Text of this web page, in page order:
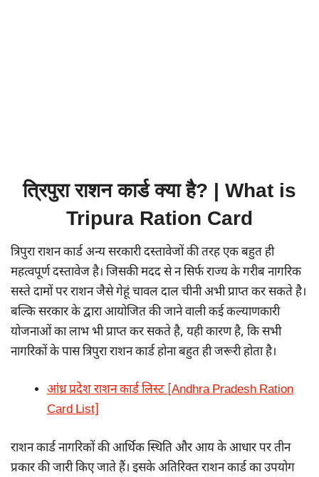
त्रिपुरा राशन कार्ड क्या है? | What is
Tripura Ration Card
त्रिपुरा राशन कार्ड अन्य सरकारी दस्तावेजों की तरह एक बहुत ही
महत्वपूर्ण दस्तावेज है। जिसकी मदद से न सिर्फ राज्य के गरीब नागरिक
सस्ते दामों पर राशन जैसे गेहूं चावल दाल चीनी अभी प्राप्त कर सकते है।
बल्कि सरकार के द्वारा आयोजित की जाने वाली कई कल्याणकारी
योजनाओं का लाभ भी प्राप्त कर सकते है, यही कारण है, कि सभी
नागरिकों के पास त्रिपुरा राशन कार्ड होना बहुत ही जरूरी होता है।
आंध्र प्रदेश राशन कार्ड लिस्ट [Andhra Pradesh Ration
Card List]
राशन कार्ड नागरिकों की आर्थिक स्थिति और आय के आधार पर तीन
प्रकार की जारी किए जाते हैं। इसके अतिरिक्त राशन कार्ड का उपयोग